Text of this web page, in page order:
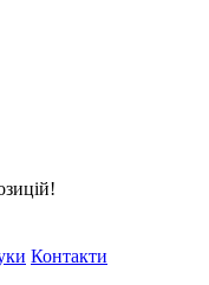
Контакти